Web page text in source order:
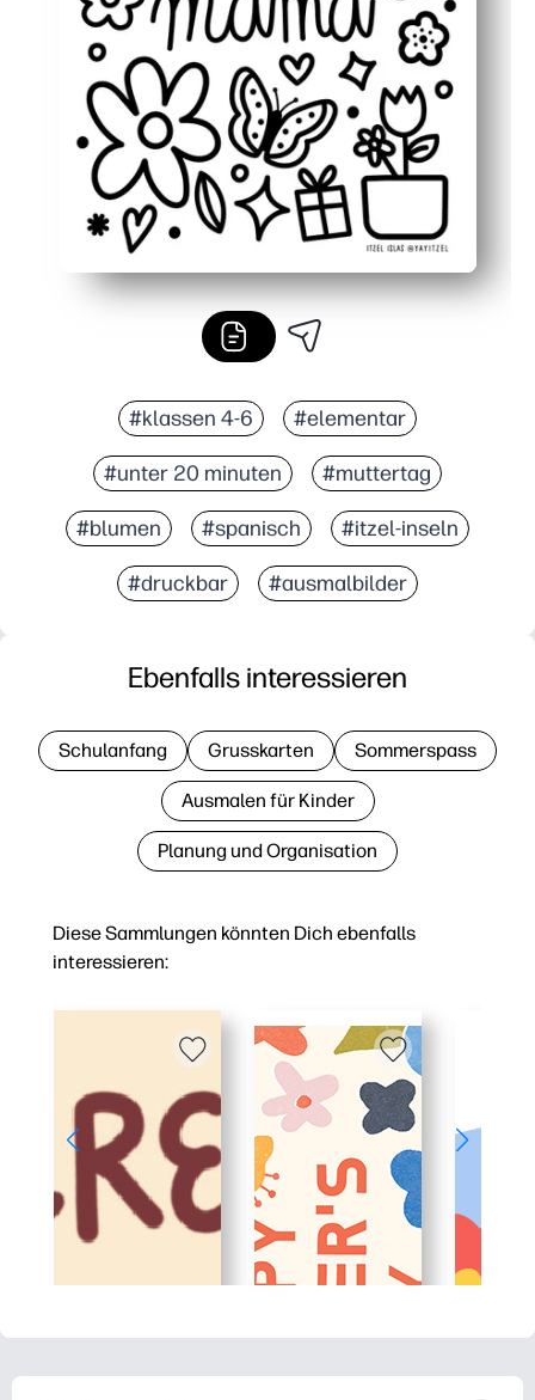
#klassen 4-6 #elementar
#unter 20 minuten #muttertag
#blumen #spanisch #itzel-inseln
#druckbar #ausmalbilder
Diese Sammlungen könnten Dich ebenfalls
interessieren:
Ebenfalls interessieren
Schulanfang Grusskarten Sommerspass
Ausmalen für Kinder
Planung und Organisation